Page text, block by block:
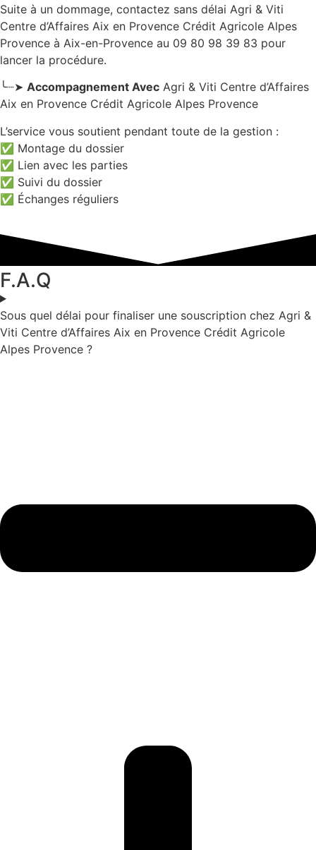
Suite à un dommage, contactez sans délai Agri & Viti
Centre d’Affaires Aix en Provence Crédit Agricole Alpes
Provence à Aix-en-Provence au 09 80 98 39 83 pour
lancer la procédure.
╰┈➤ Accompagnement Avec Agri & Viti Centre d’Affaires
Aix en Provence Crédit Agricole Alpes Provence
L’service vous soutient pendant toute de la gestion :
✅ Montage du dossier
✅ Lien avec les parties
✅ Suivi du dossier
✅ Échanges réguliers
F.A.Q
Sous quel délai pour finaliser une souscription chez Agri &
Viti Centre d’Affaires Aix en Provence Crédit Agricole
Alpes Provence ?